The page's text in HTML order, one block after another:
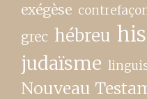
exégèse
grec hébreu
judaïsme
Nouveau